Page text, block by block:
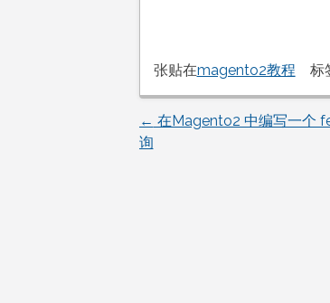
张贴在magento2教程 标
文
← 在Magento2 中编写一个
询